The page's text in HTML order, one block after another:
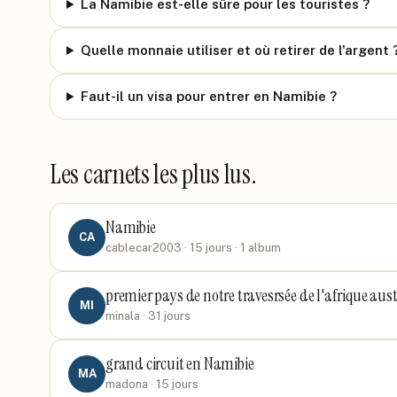
La Namibie est-elle sûre pour les touristes ?
Quelle monnaie utiliser et où retirer de l'argent
Faut-il un visa pour entrer en Namibie ?
Les carnets les plus lus.
CA Namibie
cablecar2003 · 15 jours · 1 album
MI premier pays de notre travesrsée de l'afrique aust
minala · 31 jours
MA grand circuit en Namibie
madona · 15 jours